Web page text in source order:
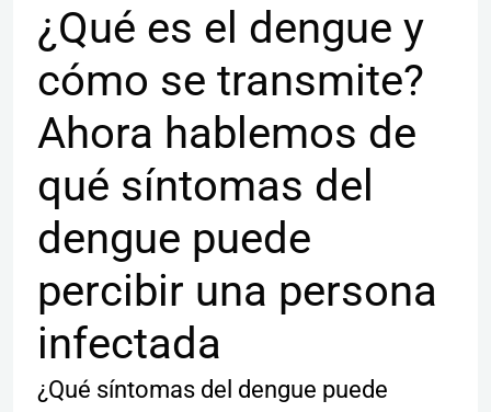
¿Qué es el dengue y
cómo se transmite?
Ahora hablemos de
qué síntomas del
dengue puede
percibir una persona
infectada
¿Qué síntomas del dengue puede